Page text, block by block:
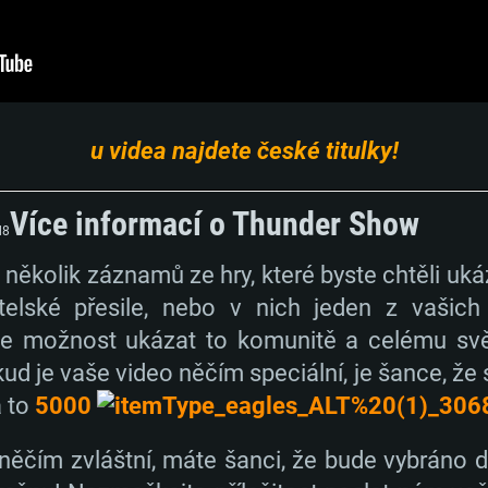
Mac
Doporučené
Doporučené
Doporučené
u videa najdete české titulky!
Více informací o Thunder Show
záznamů ze hry, které byste chtěli
přesile, nebo v nich jeden z
možnost ukázat to komunitě a celému
je vaše video něčím speciální, je šance, že
to 5000
zvláštní, máte šanci, že bude vybráno